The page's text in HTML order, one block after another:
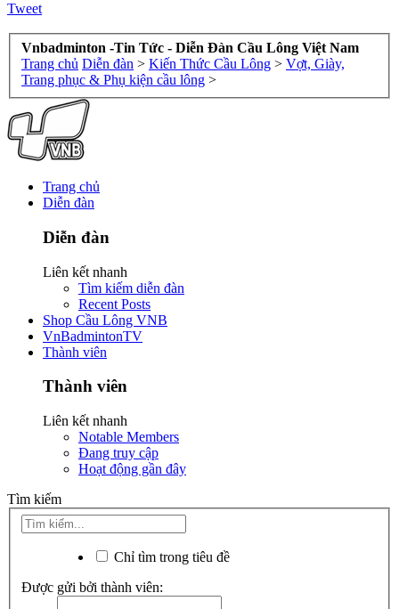
Tweet
Vnbadminton -Tin Tức - Diễn Đàn Cầu Lông Việt Nam
Trang chủ Diễn đàn > Kiến Thức Cầu Lông > Vợt, Giày,
Trang phục & Phụ kiện cầu lông >
Trang chủ
Diễn đàn
Diễn đàn
Liên kết nhanh
Tìm kiếm diễn đàn
Recent Posts
Shop Cầu Lông VNB
VnBadmintonTV
Thành viên
Thành viên
Liên kết nhanh
Notable Members
Đang truy cập
Hoạt động gần đây
Tìm kiếm
Chỉ tìm trong tiêu đề
Được gửi bởi thành viên: